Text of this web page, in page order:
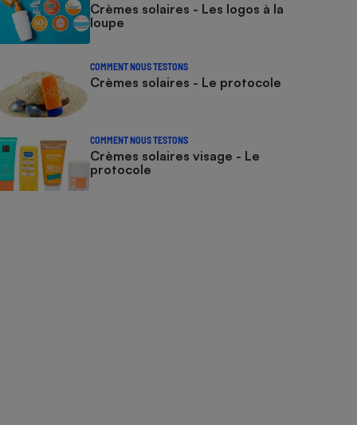
Crèmes solaires - Les logos à la
loupe
COMMENT NOUS TESTONS
Crèmes solaires - Le protocole
COMMENT NOUS TESTONS
Crèmes solaires visage - Le
protocole